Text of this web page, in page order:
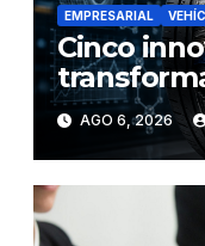
EMPRESARIAL
Cinco
los
futuro de
AGO 6, 2026